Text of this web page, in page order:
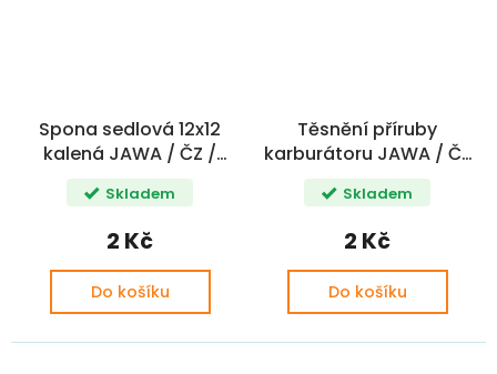
Spona sedlová 12x12
kalená JAWA / ČZ /
SIMSON / MZ CZ+
Skladem
2 Kč
Do košíku
Těsnění příruby
karburátoru JAWA / ČZ
CZ
Skladem
2 Kč
Do košíku